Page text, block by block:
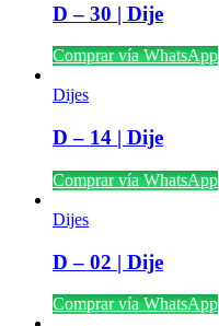
D – 30 | Dije
Comprar vía WhatsApp
Dijes
D – 14 | Dije
Comprar vía WhatsApp
Dijes
D – 02 | Dije
Comprar vía WhatsApp